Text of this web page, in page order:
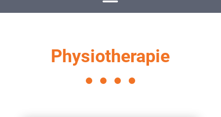
Physiotherapie